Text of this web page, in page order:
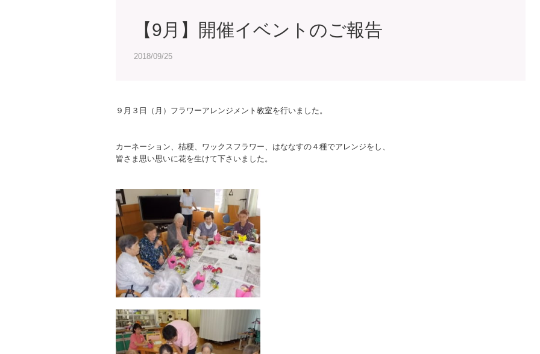
【9月】開催イベントのご報告
2018/09/25
９月３日（月）フラワーアレンジメント教室を行いました。
カーネーション、桔梗、ワックスフラワー、はななすの４種でアレンジをし、
皆さま思い思いに花を生けて下さいました。